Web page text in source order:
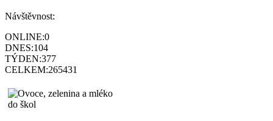
Návštěvnost:
ONLINE:0
DNES:104
TÝDEN:377
CELKEM:265431